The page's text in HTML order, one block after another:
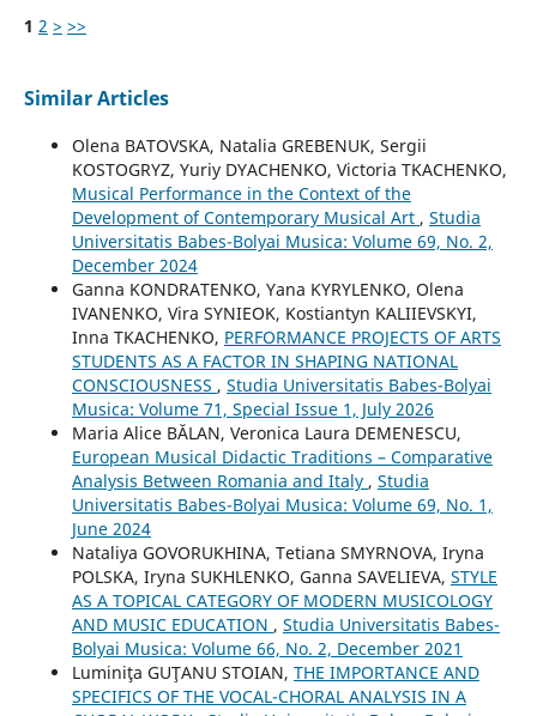
1 2 > >>
Similar Articles
Olena BATOVSKA, Natalia GREBENUK, Sergii
KOSTOGRYZ, Yuriy DYACHENKO, Victoria TKACHENKO,
Musical Performance in the Context of the
Development of Contemporary Musical Art , Studia
Universitatis Babes-Bolyai Musica: Volume 69, No. 2,
December 2024
Ganna KONDRATENKO, Yana KYRYLENKO, Olena
IVANENKO, Vira SYNIEOK, Kostiantyn KALIIEVSKYI,
Inna TKACHENKO, PERFORMANCE PROJECTS OF ARTS
STUDENTS AS A FACTOR IN SHAPING NATIONAL
CONSCIOUSNESS , Studia Universitatis Babes-Bolyai
Musica: Volume 71, Special Issue 1, July 2026
Maria Alice BĂLAN, Veronica Laura DEMENESCU,
European Musical Didactic Traditions – Comparative
Analysis Between Romania and Italy , Studia
Universitatis Babes-Bolyai Musica: Volume 69, No. 1,
June 2024
Nataliya GOVORUKHINA, Tetiana SMYRNOVA, Iryna
POLSKA, Iryna SUKHLENKO, Ganna SAVELIEVA, STYLE
AS A TOPICAL CATEGORY OF MODERN MUSICOLOGY
AND MUSIC EDUCATION , Studia Universitatis Babes-
Bolyai Musica: Volume 66, No. 2, December 2021
Luminiţa GUŢANU STOIAN, THE IMPORTANCE AND
SPECIFICS OF THE VOCAL-CHORAL ANALYSIS IN A